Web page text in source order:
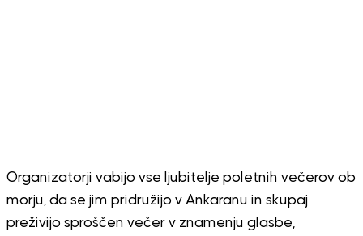
Organizatorji vabijo vse ljubitelje poletnih večerov ob
morju, da se jim pridružijo v Ankaranu in skupaj
preživijo sproščen večer v znamenju glasbe,